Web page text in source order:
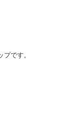
です。